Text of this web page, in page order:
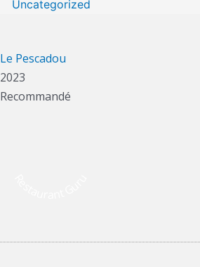
Uncategorized
Le Pescadou
2023
Recommandé